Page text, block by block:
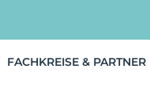
FACHKREISE & PARTNER